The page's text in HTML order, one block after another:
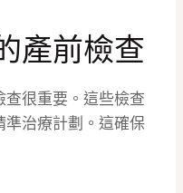
產前檢查
很重要。這些檢查
準治療計劃。這確保